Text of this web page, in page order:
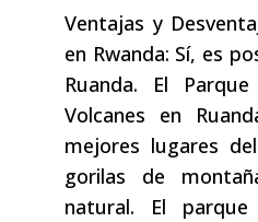
Ventajas y
en Rwanda: Sí, es
Ruanda. El
Volcanes en
mejores lugares
gorilas de
natural. El